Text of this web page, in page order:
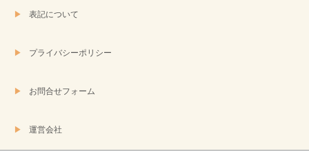
表記について
プライバシーポリシー
お問合せフォーム
運営会社